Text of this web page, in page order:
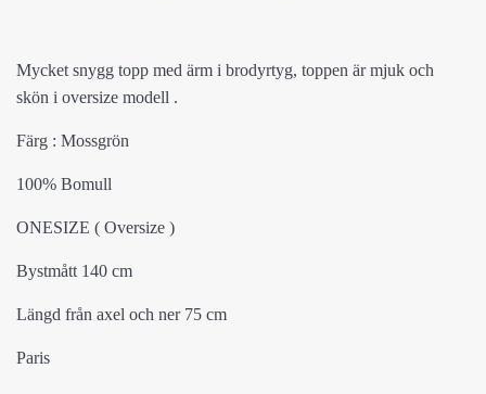
Mycket snygg topp med ärm i brodyrtyg, toppen är mjuk och
skön i oversize modell .
Färg : Mossgrön
100% Bomull
ONESIZE ( Oversize )
Bystmått 140 cm
Längd från axel och ner 75 cm
Paris